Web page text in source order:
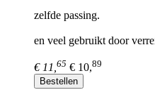
zelfde passing.
en veel gebruikt door
€ 11, 65 € 10,89
Bestellen